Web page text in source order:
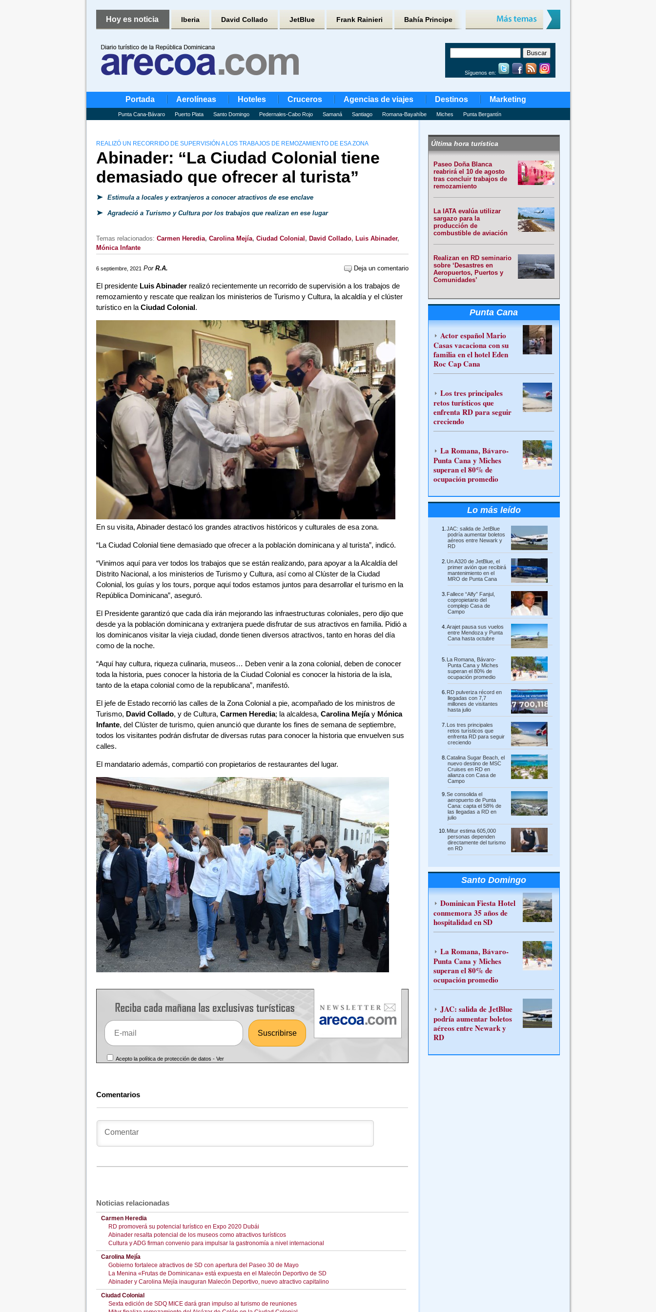
Hoy es noticia Iberia David Collado JetBlue Frank Rainieri Bahía Principe
Síguenos en:
Portada Aerolíneas Hoteles Cruceros Agencias de viajes Destinos Marketing
Punta Cana-Bávaro Puerto Plata Santo Domingo Pedernales-Cabo Rojo Samaná Santiago Romana-Bayahíbe Miches Punta Bergantín
REALIZÓ UN RECORRIDO DE SUPERVISIÓN A LOS TRABAJOS DE REMOZAMIENTO DE ESA ZONA
Abinader: “La Ciudad Colonial tiene
demasiado que ofrecer al turista”
Estimula a locales y extranjeros a conocer atractivos de ese enclave
Agradeció a Turismo y Cultura por los trabajos que realizan en ese lugar
Temas relacionados: Carmen Heredia, Carolina Mejía, Ciudad Colonial , David Collado, Luis Abinader,
Mónica Infante
6 septiembre, 2021 Por R.A. Deja un comentario
El presidente Luis Abinaderrealizó recientemente un recorrido de supervisión a los trabajos de
remozamiento y rescate que realizan los ministerios de Turismo y Cultura, la alcaldía y el clúster
turístico en la Ciudad Colonial.
En su visita, Abinader destacó los grandes atractivos históricos y culturales de esa zona.
“La Ciudad Colonial tiene demasiado que ofrecer a la población dominicana y al turista”, indicó.
“Vinimos aquí para ver todos los trabajos que se están realizando, para apoyar a la Alcaldía del
Distrito Nacional, a los ministerios de Turismo y Cultura, así como al Clúster de la Ciudad
Colonial, los guías y los tours, porque aquí todos estamos juntos para desarrollar el turismo en la
República Dominicana”, aseguró.
El Presidente garantizó que cada día irán mejorando las infraestructuras coloniales, pero dijo que
desde ya la población dominicana y extranjera puede disfrutar de sus atractivos en familia. Pidió a
los dominicanos visitar la vieja ciudad, donde tienen diversos atractivos, tanto en horas del día
como de la noche.
“Aquí hay cultura, riqueza culinaria, museos… Deben venir a la zona colonial, deben de conocer
toda la historia, pues conocer la historia de la Ciudad Colonial es conocer la historia de la isla,
tanto de la etapa colonial como de la republicana”, manifestó.
El jefe de Estado recorrió las calles de la Zona Colonial a pie, acompañado de los ministros de
Turismo, David Collado, y de Cultura, Carmen Heredia; la alcaldesa, Carolina Mejíay Mónica
Infante, del Clúster de turismo, quien anunció que durante los fines de semana de septiembre,
todos los visitantes podrán disfrutar de diversas rutas para conocer la historia que envuelven sus
calles.
El mandatario además, compartió con propietarios de restaurantes del lugar.
Acepto la política de protección de datos -Ver
Comentarios
Noticias relacionadas
Carmen Heredia
RD promoverá su potencial turístico en Expo 2020 Dubái
Abinader resalta potencial de los museos como atractivos turísticos
Cultura y ADG firman convenio para impulsar la gastronomía a nivel internacional
Carolina Mejía
Gobierno fortalece atractivos de SD con apertura del Paseo 30 de Mayo
La Menina «Frutas de Dominicana» está expuesta en el Malecón Deportivo de SD
Abinader y Carolina Mejía inauguran Malecón Deportivo, nuevo atractivo capitalino
Ciudad Colonial
Sexta edición de SDQ MICE dará gran impulso al turismo de reuniones
Última hora turística
Paseo Doña Blanca
reabrirá el 10 de agosto
tras concluir trabajos de
remozamiento
La IATA evalúa utilizar
sargazo para la
producción de
combustible de aviación
Realizan en RD seminario
sobre ‘Desastres en
Aeropuertos, Puertos y
Comunidades’
Punta Cana
Actor español Mario
Casas vacaciona con su
familia en el hotel Eden
Roc Cap Cana
Los tres principales
retos turísticos que
enfrenta RD para seguir
creciendo
La Romana, Bávaro-
Punta Cana y Miches
superan el 80% de
ocupación promedio
Lo más leído
JAC: salida de JetBlue
podría aumentar boletos
aéreos entre Newark y
RD
Un A320 de JetBlue, el
primer avión que recibirá
mantenimiento en el
MRO de Punta Cana
Fallece “Alfy” Fanjul,
copropietario del
complejo Casa de
Campo
Arajet pausa sus vuelos
entre Mendoza y Punta
Cana hasta octubre
La Romana, Bávaro-
Punta Cana y Miches
superan el 80% de
ocupación promedio
RD pulveriza récord en
llegadas con 7,7
millones de visitantes
hasta julio
Los tres principales
retos turísticos que
enfrenta RD para seguir
creciendo
Catalina Sugar Beach, el
nuevo destino de MSC
Cruises en RD en
alianza con Casa de
Campo
Se consolida el
aeropuerto de Punta
Cana: capta el 58% de
las llegadas a RD en
julio
Mitur estima 605,000
personas dependen
directamente del turismo
en RD
Santo Domingo
Dominican Fiesta Hotel
conmemora 35 años de
hospitalidad en SD
La Romana, Bávaro-
Punta Cana y Miches
superan el 80% de
ocupación promedio
JAC: salida de JetBlue
podría aumentar boletos
aéreos entre Newark y
RD